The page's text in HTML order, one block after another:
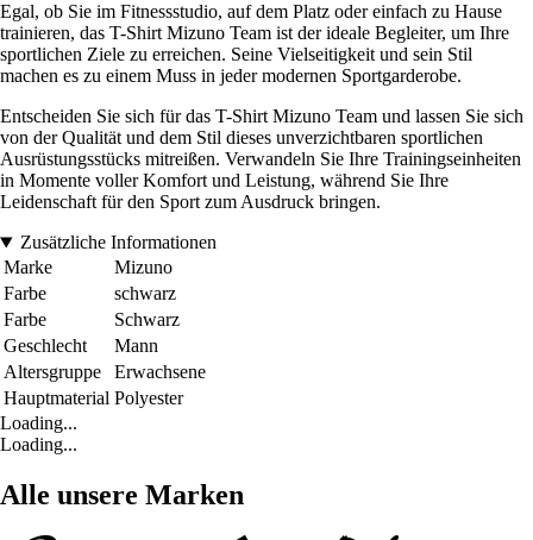
Egal, ob Sie im Fitnessstudio, auf dem Platz oder einfach zu Hause
trainieren, das T-Shirt Mizuno Team ist der ideale Begleiter, um Ihre
sportlichen Ziele zu erreichen. Seine Vielseitigkeit und sein Stil
machen es zu einem Muss in jeder modernen Sportgarderobe.
Entscheiden Sie sich für das T-Shirt Mizuno Team und lassen Sie sich
von der Qualität und dem Stil dieses unverzichtbaren sportlichen
Ausrüstungsstücks mitreißen. Verwandeln Sie Ihre Trainingseinheiten
in Momente voller Komfort und Leistung, während Sie Ihre
Leidenschaft für den Sport zum Ausdruck bringen.
Zusätzliche Informationen
Marke
Mizuno
Farbe
schwarz
Farbe
Schwarz
Geschlecht
Mann
Altersgruppe
Erwachsene
Hauptmaterial Polyester
Loading...
Loading...
Alle unsere Marken